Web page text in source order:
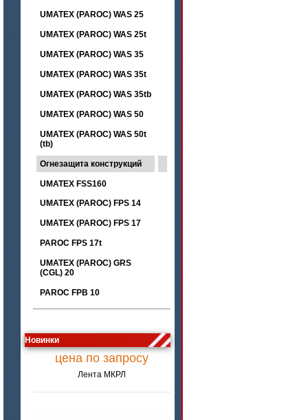
UMATEX (PAROC) WAS 25
UMATEX (PAROC) WAS 25t
UMATEX (PAROC) WAS 35
UMATEX (PAROC) WAS 35t
UMATEX (PAROC) WAS 35tb
UMATEX (PAROC) WAS 50
UMATEX (PAROC) WAS 50t
(tb)
Огнезащита конструкций
UMATEX FSS160
UMATEX (PAROC) FPS 14
UMATEX (PAROC) FPS 17
PAROC FPS 17t
UMATEX (PAROC) GRS
(CGL) 20
PAROC FPB 10
Новинкицена по запросу
Лента МКРЛ